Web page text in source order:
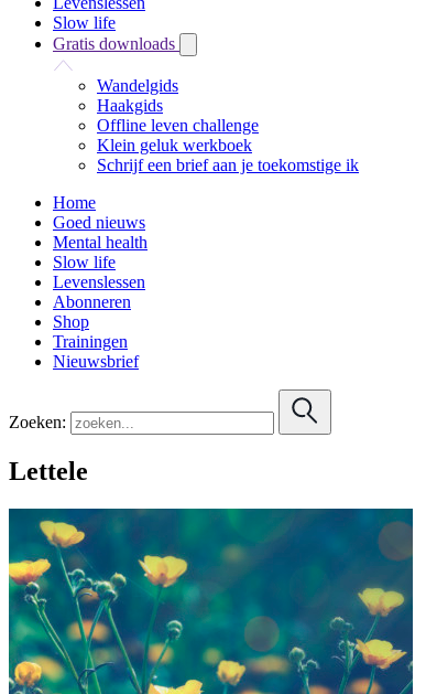
Slow life
Gratis downloads
Wandelgids
Haakgids
Offline leven challenge
Klein geluk werkboek
Schrijf een brief aan je toekomstige ik
Home
Goed nieuws
Mental health
Slow life
Levenslessen
Abonneren
Shop
Trainingen
Nieuwsbrief
Zoeken:
Lettele